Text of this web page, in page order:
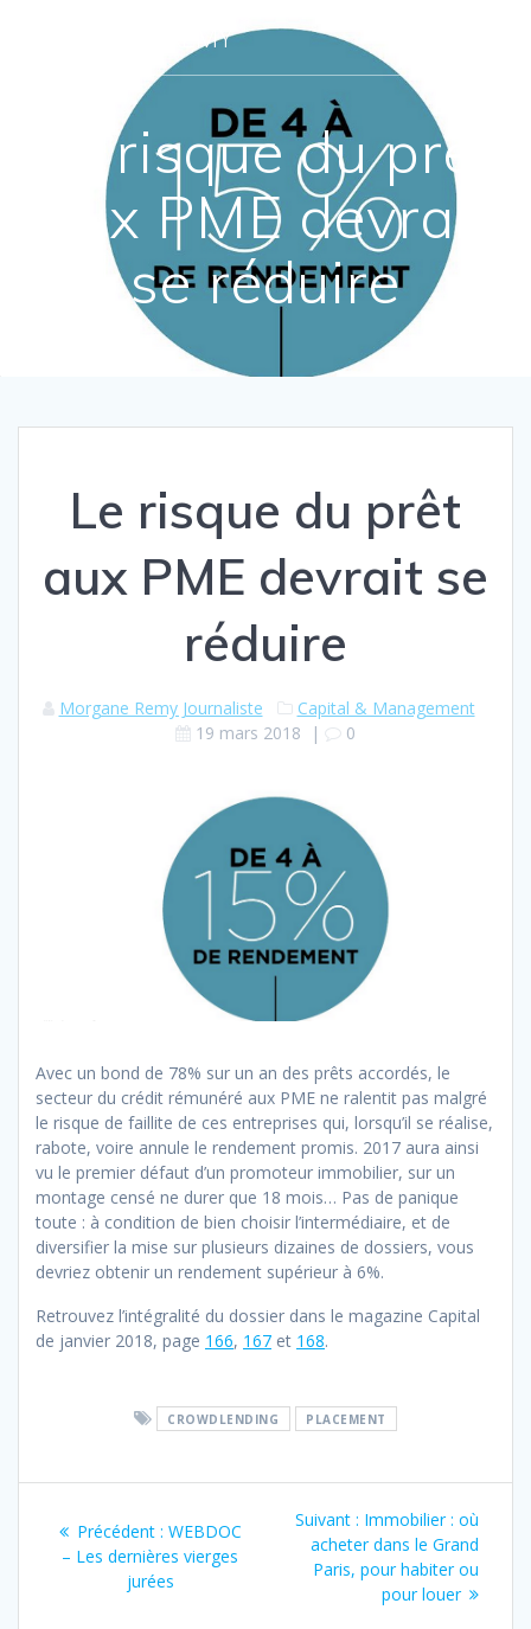
au
REMY
Le risque du prêt
aux PME devrait
se réduire
Le risque du prêt
aux PME devrait se
réduire
Morgane Remy Journaliste
Capital & Management
19 mars 2018 | 0
Avec un bond de 78% sur un an des prêts accordés, le
secteur du crédit rémunéré aux PME ne ralentit pas malgré
le risque de faillite de ces entreprises qui, lorsqu’il se réalise,
rabote, voire annule le rendement promis. 2017 aura ainsi
vu le premier défaut d’un promoteur immobilier, sur un
montage censé ne durer que 18 mois… Pas de panique
toute : à condition de bien choisir l’intermédiaire, et de
diversifier la mise sur plusieurs dizaines de dossiers, vous
devriez obtenir un rendement supérieur à 6%.
Retrouvez l’intégralité du dossier dans le magazine Capital
de janvier 2018, page 166, 167 et 168.
CROWDLENDING PLACEMENT
l’article
Précédent : Article
précédent
:
WEBDOC
– Les dernières vierges
jurées
Suivant : Article
suivant
:
Immobilier : où
acheter dans le Grand
Paris, pour habiter ou
pour louer